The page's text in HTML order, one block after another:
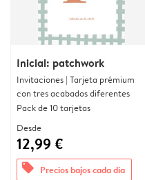
Inicial: patchwork
Invitaciones | Tarjeta prémium
con tres acabados diferentes
Pack de 10 tarjetas
Desde
12,99 €
offers Precios bajos cada día